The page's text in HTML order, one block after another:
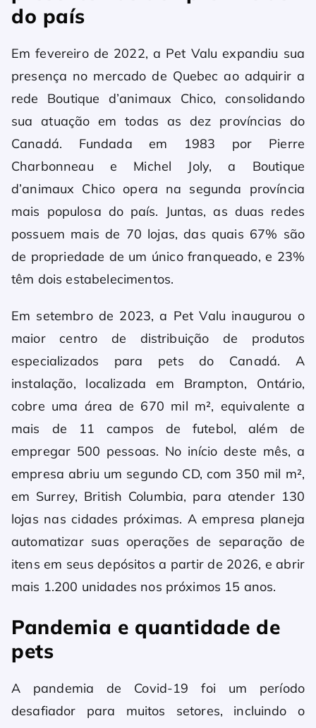
do país
Em fevereiro de 2022, a Pet Valu expandiu sua
presença no mercado de Quebec ao adquirir a
rede Boutique d’animaux Chico, consolidando
sua atuação em todas as dez províncias do
Canadá. Fundada em 1983 por Pierre
Charbonneau e Michel Joly, a Boutique
d’animaux Chico opera na segunda província
mais populosa do país. Juntas, as duas redes
possuem mais de 70 lojas, das quais 67% são
de propriedade de um único franqueado, e 23%
têm dois estabelecimentos.
Em setembro de 2023, a Pet Valu inaugurou o
maior centro de distribuição de produtos
especializados para pets do Canadá. A
instalação, localizada em Brampton, Ontário,
cobre uma área de 670 mil m², equivalente a
mais de 11 campos de futebol, além de
empregar 500 pessoas. No início deste mês, a
empresa abriu um segundo CD, com 350 mil m²,
em Surrey, British Columbia, para atender 130
lojas nas cidades próximas. A empresa planeja
automatizar suas operações de separação de
itens em seus depósitos a partir de 2026, e abrir
mais 1.200 unidades nos próximos 15 anos.
Pandemia e quantidade de
pets
A pandemia de Covid-19 foi um período
desafiador para muitos setores, incluindo o